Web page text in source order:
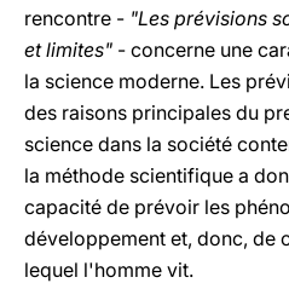
rencontre - "Les prévisions
et limites" - concerne une
la science moderne. Les
des raisons principales du
science dans la société
la méthode scientifique a
capacité de prévoir les
développement et, donc, de
lequel l'homme vit.